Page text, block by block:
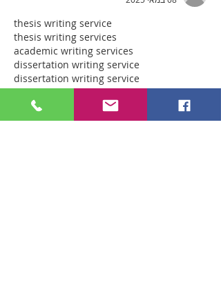
thesis writing service
thesis writing services
academic writing services
dissertation writing service
dissertation writing service
dissertation writing services
custom dissertation writing service
dissertation help